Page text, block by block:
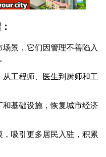
景，它们因管理不善陷入
工程师、医生到厨师和工
基础设施，恢复城市经济
吸引更多居民入驻，积累